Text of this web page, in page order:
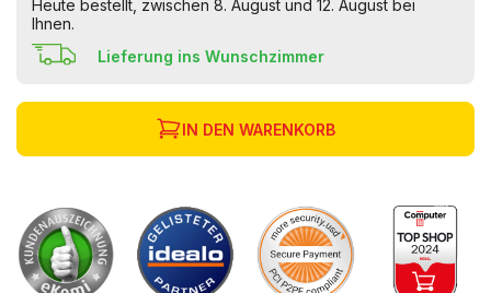
Heute bestellt, zwischen 8. August und 12. August bei
Ihnen.
Lieferung ins Wunschzimmer
IN DEN WARENKORB